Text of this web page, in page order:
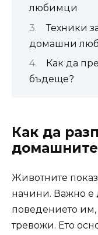
любимци
Техники
домашни
Как да
бъдеще?
Как да
Животните
начини. Важно е
поведението им,
тревожи. Ето